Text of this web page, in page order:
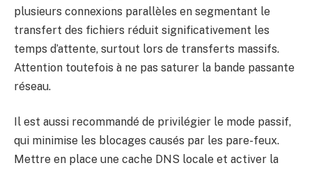
plusieurs connexions parallèles en segmentant le
transfert des fichiers réduit significativement les
temps d’attente, surtout lors de transferts massifs.
Attention toutefois à ne pas saturer la bande passante
réseau.
Il est aussi recommandé de privilégier le mode passif,
qui minimise les blocages causés par les pare-feux.
Mettre en place une cache DNS locale et activer la